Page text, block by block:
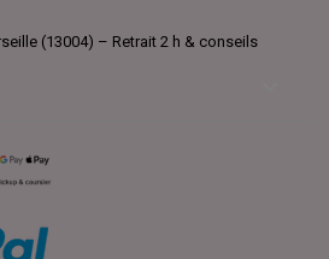
(13004) – Retrait 2 h & conseils